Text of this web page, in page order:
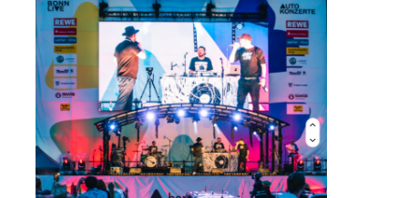
Parede de vídeo led de cobra
Exibição de LED transparente
Ecrã LED SMD